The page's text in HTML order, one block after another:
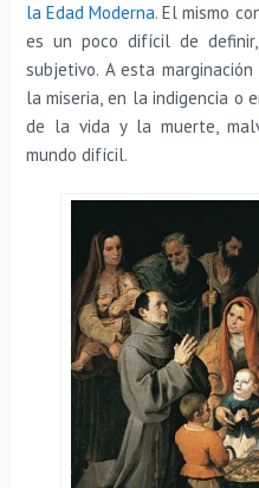
la Edad Moderna. El mismo
es un poco difícil de
subjetivo. A esta
la miseria, en la indigencia o
de la vida y la muerte,
mundo difícil.